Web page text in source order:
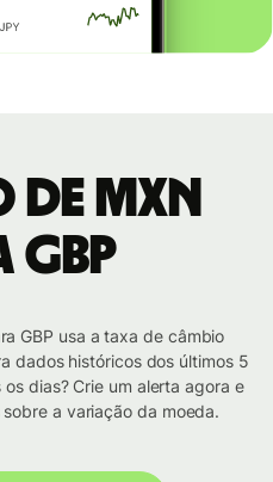
MXN
GBP
GBP usa a taxa de câmbio
dados históricos dos últimos 5
dias? Crie um alerta agora e
a variação da moeda.